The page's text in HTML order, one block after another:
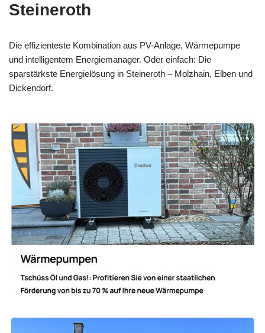
Steineroth
Die effizienteste Kombination aus PV-Anlage, Wärmepumpe
und intelligentem Energiemanager. Oder einfach: Die
sparstärkste Energielösung in Steineroth – Molzhain, Elben und
Dickendorf.